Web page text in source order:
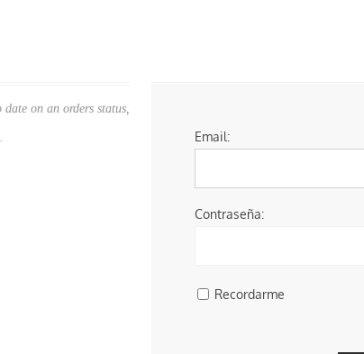
on an orders status,
Email:
Contraseña:
Recordarme